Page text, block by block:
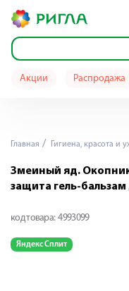
Акции Распродажа
Главная Гигиена, красота и
Змеиный яд.
защита гель-бальзам
код товара: 4993099
Яндекс Сплит